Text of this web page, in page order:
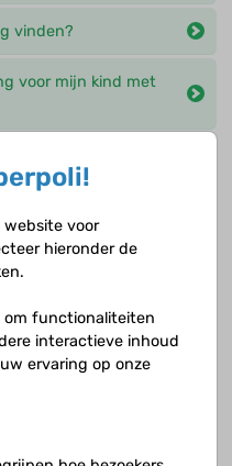
vinden?
voor mijn kind met
website voor
hieronder de
om functionaliteiten
interactieve inhoud
ervaring op onze